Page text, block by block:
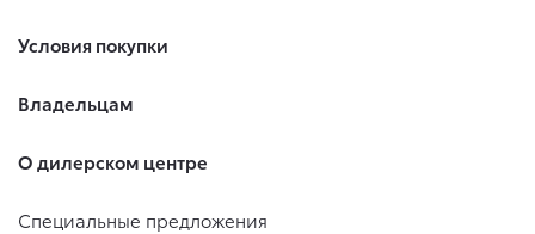
Условия покупки
Владельцам
О дилерском центре
Специальные предложения